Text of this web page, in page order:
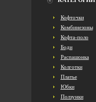
Кофточки
Комбинезоны
Кофта-поло
Боди
Распашонка
Колготки
Платье
Юбки
Ползунки